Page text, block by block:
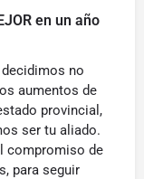
en un año
no
aumentos de
provincial,
ser tu aliado.
compromiso de
para seguir